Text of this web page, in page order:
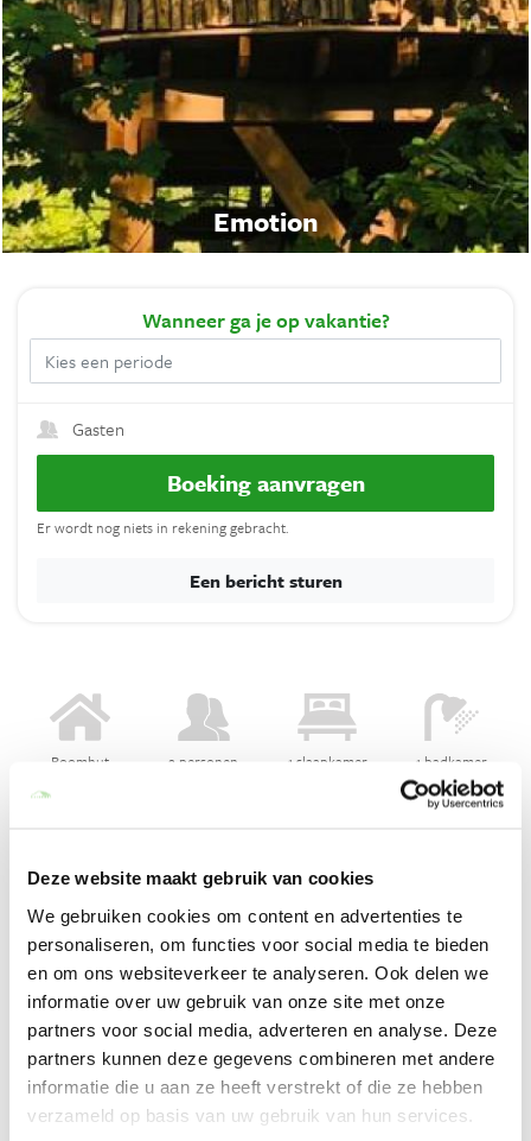
Deze website maakt gebruik van cookies
We gebruiken cookies om content en advertenties te
personaliseren, om functies voor social media te bieden
en om ons websiteverkeer te analyseren. Ook delen we
informatie over uw gebruik van onze site met onze
partners voor social media, adverteren en analyse. Deze
partners kunnen deze gegevens combineren met andere
informatie die u aan ze heeft verstrekt of die ze hebben
verzameld op basis van uw gebruik van hun services.
Emotion
Boomhut 2 personen 1 slaapkamer 1 badkamer
Ontdek Emotion boomhut, een van de nieuwe typen
boomhutten. Ontspan op 10 meter hoogte in je verwarmde
hottub. Het bevindt zich op een verborgen terras onder je hut
om je een moment van ontspanning te bieden terwijl je geniet
van het prachtige uitzicht op het bos.
Het ontbijt is inbegrepen en wordt 's ochtends onderaan de
boomhut klaargezet. Dit kun je zelf met een touw naar boven
halen.
Wanneerga je op vakantie?
Gasten
Boeking aanvragen
Er wordt nog niets in rekening gebracht.
Een bericht sturen